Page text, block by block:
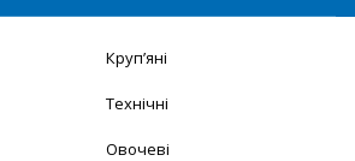
Круп’яні
Технічні
Овочеві